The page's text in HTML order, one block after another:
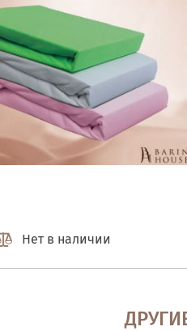
Нет в наличии